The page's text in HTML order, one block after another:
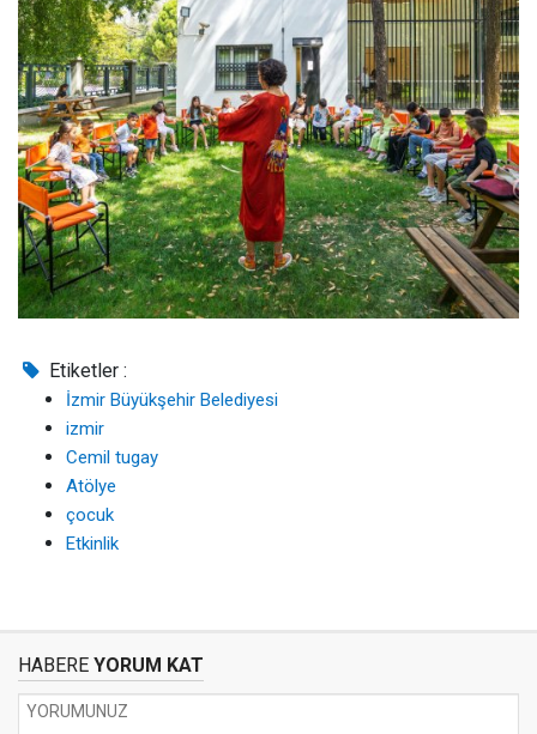
Etiketler :
İzmir Büyükşehir Belediyesi
izmir
Cemil tugay
Atölye
çocuk
Etkinlik
HABERE YORUM KAT